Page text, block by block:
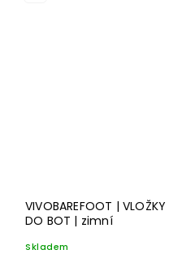
VIVOBAREFOOT | VLOŽKY
DO BOT | zimní
Skladem